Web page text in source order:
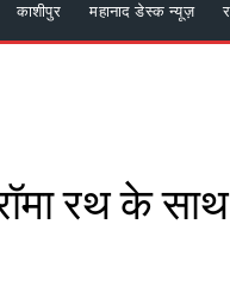
काशीपुर महानाद डेस्क न्यूज़
रथ के